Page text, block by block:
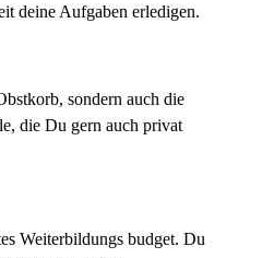
deine Aufgaben erledigen.
sondern auch die
die Du gern auch privat
Weiterbildungs budget. Du